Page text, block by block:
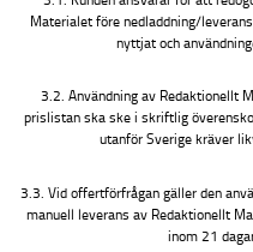
Materialet före nedladdning/
nyttjat och
3.2. Användning av Redaktionellt
prislistan ska ske i skriftlig
utanför Sverige kräver
3.3. Vid offertförfrågan gäller den
manuell leverans av Redaktionellt
inom 21